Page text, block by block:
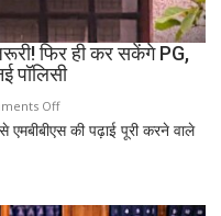
दर्दनाक
मौत,
दो
अब
भी
लापता
फिर ही कर सकेंगे PG,
पॉलिसी
Offon
MBBS
3
की पढ़ाई पूरी करने वाले